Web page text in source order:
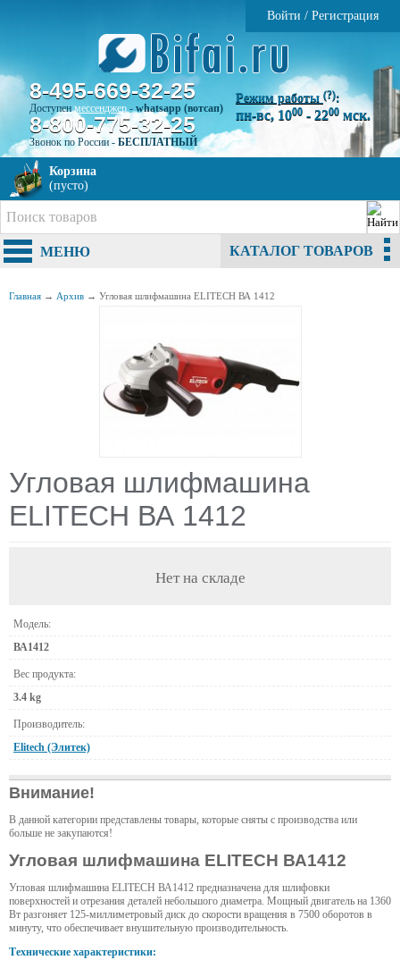
Войти / Регистрация
8-495-669-32-25
Доступенмессенджер-whatsapp (вотсап)
8-800-775-32-25
Звонок по России - БЕСПЛАТНЫЙ
Режим работы (?):
пн-вс, 1000 - 2200 мск.
Корзина
(пусто)
МЕНЮ КАТАЛОГ ТОВАРОВ
Главная → Архив → Угловая шлифмашина ELITECH ВА 1412
Угловая шлифмашина
ELITECH ВА 1412
Нет на складе
Модель:
ВА1412
Вес продукта:
3.4 kg
Производитель:
Elitech (Элитек)
Внимание!
В данной категории представлены товары, которые сняты с производства или
больше не закупаются!
Угловая шлифмашина ELITECH ВА1412
Угловая шлифмашина ELITECH ВА1412 предназначена для шлифовки
поверхностей и отрезания деталей небольшого диаметра. Мощный двигатель на 1360
Вт разгоняет 125-миллиметровый диск до скорости вращения в 7500 оборотов в
минуту, что обеспечивает внушительную производительность.
Технические характеристики: